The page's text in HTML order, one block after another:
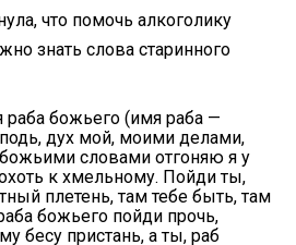
что помочь алкоголику
знать слова старинного
раба божьего (имя раба —
дух мой, моими делами,
словами отгоняю я у
к хмельному. Пойди ты,
плетень, там тебе быть, там
божьего пойди прочь,
бесу пристань, а ты, раб